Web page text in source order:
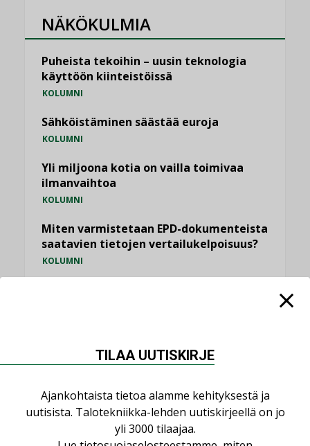
NÄKÖKULMIA
Puheista tekoihin – uusin teknologia
käyttöön kiinteistöissä
KOLUMNI
Sähköistäminen säästää euroja
KOLUMNI
Yli miljoona kotia on vailla toimivaa
ilmanvaihtoa
KOLUMNI
Miten varmistetaan EPD-dokumenteista
saatavien tietojen vertailukelpoisuus?
KOLUMNI
KATSO KAIKKI
TILAA UUTISKIRJE
Ajankohtaista tietoa alamme kehityksestä ja
uutisista. Talotekniikka-lehden uutiskirjeellä on jo
yli 3000 tilaajaa.